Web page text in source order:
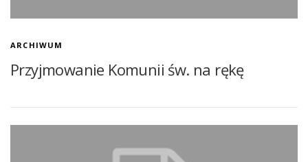
ARCHIWUM
Przyjmowanie Komunii św. na rękę